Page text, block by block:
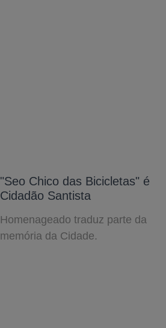
"Seo Chico das Bicicletas" é
Cidadão Santista
Homenageado traduz parte da
memória da Cidade.